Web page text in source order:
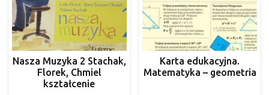
Nasza Muzyka 2 Stachak,
Florek, Chmiel
kształcenie
Karta edukacyjna.
Matematyka – geometria